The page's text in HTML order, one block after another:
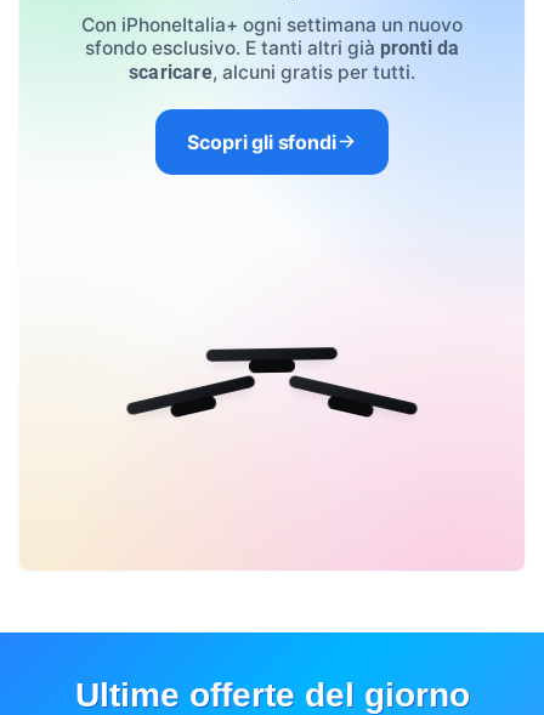
Con iPhoneItalia+ ogni settimana un nuovo
sfondo esclusivo. E tanti altri già pronti da
scaricare, alcuni gratis per tutti.
Scopri gli sfondi
Ultime offerte del giorno